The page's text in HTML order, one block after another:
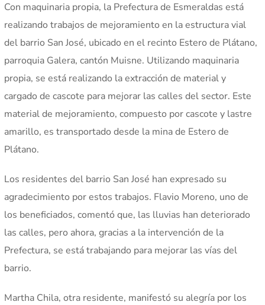
Con maquinaria propia, la Prefectura de Esmeraldas está
realizando trabajos de mejoramiento en la estructura vial
del barrio San José, ubicado en el recinto Estero de Plátano,
parroquia Galera, cantón Muisne. Utilizando maquinaria
propia, se está realizando la extracción de material y
cargado de cascote para mejorar las calles del sector. Este
material de mejoramiento, compuesto por cascote y lastre
amarillo, es transportado desde la mina de Estero de
Plátano.
Los residentes del barrio San José han expresado su
agradecimiento por estos trabajos. Flavio Moreno, uno de
los beneficiados, comentó que, las lluvias han deteriorado
las calles, pero ahora, gracias a la intervención de la
Prefectura, se está trabajando para mejorar las vías del
barrio.
Martha Chila, otra residente, manifestó su alegría por los